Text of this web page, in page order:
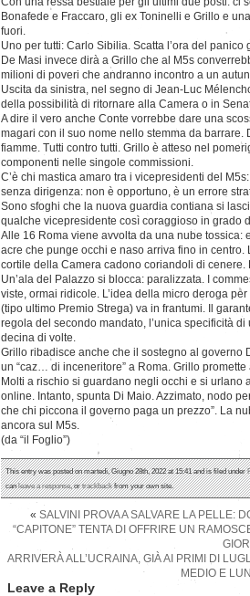
Bonafede e Fraccaro, gli ex Toninelli e Grillo e
fuori.
Uno per tutti: Carlo Sibilia. Scatta l’ora del
De Masi invece dirà a Grillo che al M5s
milioni di poveri che andranno incontro a un
Uscita da sinistra, nel segno di Jean-Luc
della possibilità di ritornare alla Camera o in
A dire il vero anche Conte vorrebbe dare una
magari con il suo nome nello stemma da
fiamme. Tutti contro tutti. Grillo è atteso nel
componenti nelle singole commissioni.
C’è chi mastica amaro tra i vicepresidenti del
senza dirigenza: non è opportuno, è un errore
Sono sfoghi che la nuova guardia contiana si
qualche vicepresidente così coraggioso in grado
Alle 16 Roma viene avvolta da una nube
acre che punge occhi e naso arriva fino in
cortile della Camera cadono coriandoli di cenere.
Un’ala del Palazzo si blocca: paralizzata. I
viste, ormai ridicole. L’idea della micro deroga
(tipo ultimo Premio Strega) va in frantumi. Il
regola del secondo mandato, l’unica specificità
decina di volte.
Grillo ribadisce anche che il sostegno al governo
un “caz… di inceneritore” a Roma. Grillo
Molti a rischio si guardano negli occhi e si urlano
online. Intanto, spunta Di Maio. Azzimato, nodo
che chi piccona il governo paga un prezzo”. La
ancora sul M5s.
(da “il Foglio”)
This entry was posted on martedì, Giugno 28th, 2022 at 15:41 and is filed under
canleave a response, ortrackbackfrom your own site.
« SALVINI PROVA A SALVARE LA PELLE:
“CAPITONE” TENTA DI OFFRIRE UN
ARRIVERÀ ALL’UCRAINA, GIÀ AI PRIMI DI
MEDIO E
Leave a Reply